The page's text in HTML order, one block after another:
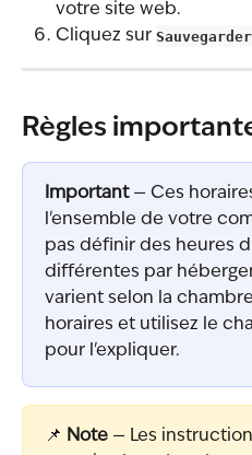
votre site web.
Cliquez sur Sauvegarder
Règles
Important — Ces
l'ensemble de votre
pas définir des heures
différentes par
varient selon la
horaires et utilisez le
pour l'expliquer.
📌 Note — Les